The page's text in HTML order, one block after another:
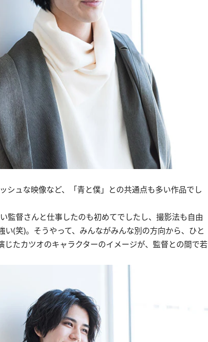
ュな映像など、「青と僕」との共通点も多い作品でし
監督さんと仕事したのも初めてでしたし、撮影法も自由
(笑)。そうやって、みんながみんな別の方向から、ひと
たカツオのキャラクターのイメージが、監督との間で若